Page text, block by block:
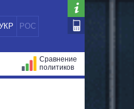
РОС
Сравнение
политиков